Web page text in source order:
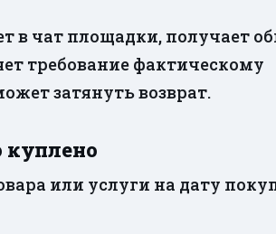
в чат площадки, получает
требование фактическому
затянуть возврат.
куплено
или услуги на дату